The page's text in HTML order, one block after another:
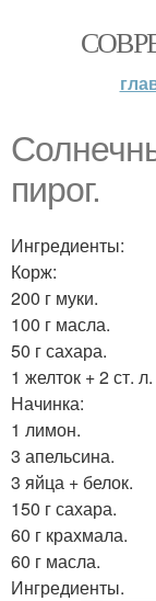
пирог.
Ингредиенты:
Корж:
200 г муки.
100 г масла.
50 г сахара.
1 желток + 2 ст.
Начинка:
1 лимон.
3 апельсина.
3 яйца + белок.
150 г сахара.
60 г крахмала.
60 г масла.
Ингредиенты.